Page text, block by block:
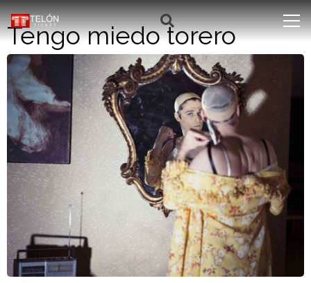
Tengo miedo torero